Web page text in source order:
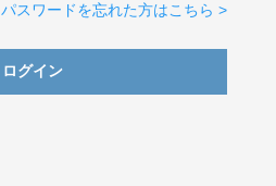
パスワードを忘れた方はこちら >
ログイン